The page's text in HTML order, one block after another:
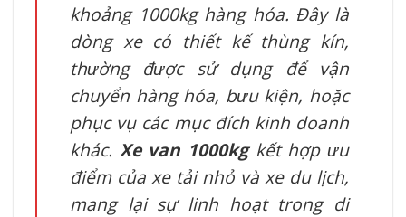
khoảng 1000kg hàng hóa. Đây là
dòng xe có thiết kế thùng kín,
thường được sử dụng để vận
chuyển hàng hóa, bưu kiện, hoặc
phục vụ các mục đích kinh doanh
khác. Xe van 1000kgkết hợp ưu
điểm của xe tải nhỏ và xe du lịch,
mang lại sự linh hoạt trong di